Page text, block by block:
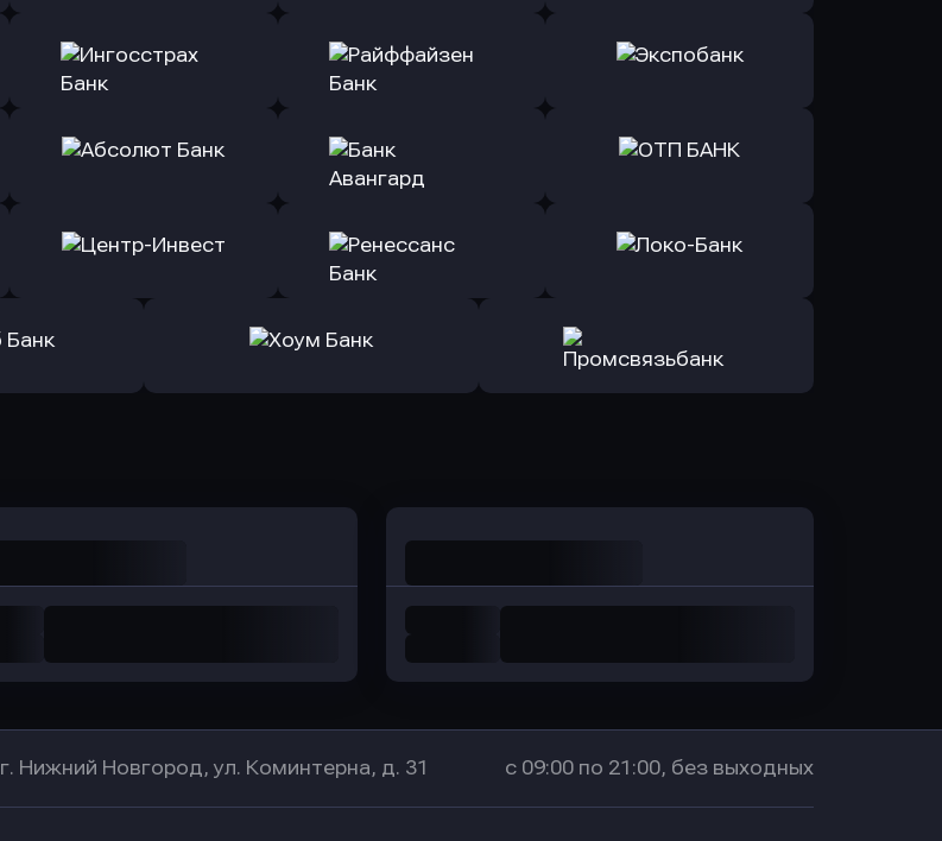
Оправить заявку
в Альфа-Банк
Оправить заявку
в АТБ Банк
Оправить заявку
Оправить заявку
Оправить заявку
в Райффайзен Банк
Оправить заявку
Оправить заявку
Оправить заявку
в Банк Авангард
Оправить заявку
Оправить заявку
в Локо-Банк
г. Нижний Новгород, ул. Коминтерна, д. 31 с 09:00 по 21:00, без выходных